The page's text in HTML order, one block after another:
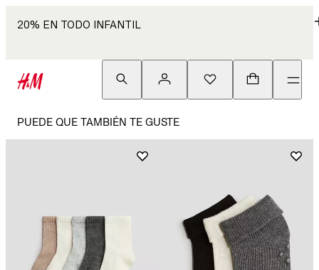
20% EN TODO INFANTIL
PUEDE QUE TAMBIÉN TE GUSTE